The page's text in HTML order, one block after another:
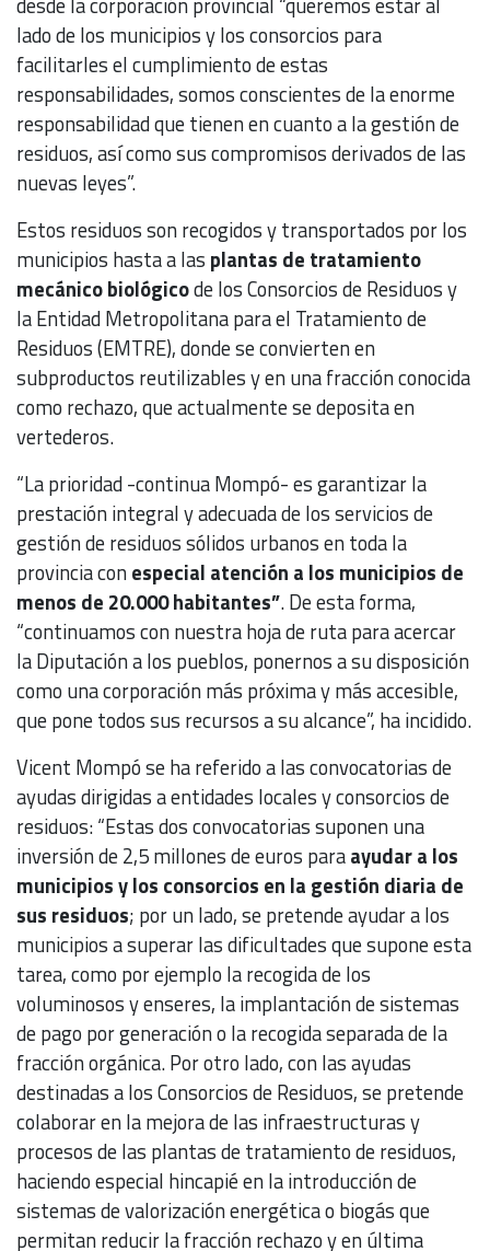
lado de los municipios y los consorcios para
facilitarles el cumplimiento de estas
responsabilidades, somos conscientes de la enorme
responsabilidad que tienen en cuanto a la gestión de
residuos, así como sus compromisos derivados de las
nuevas leyes”.
Estos residuos son recogidos y transportados por los
municipios hasta a las plantas de tratamiento
mecánico biológicode los Consorcios de Residuos y
la Entidad Metropolitana para el Tratamiento de
Residuos (EMTRE), donde se convierten en
subproductos reutilizables y en una fracción conocida
como rechazo, que actualmente se deposita en
vertederos.
“La prioridad -continua Mompó- es garantizar la
prestación integral y adecuada de los servicios de
gestión de residuos sólidos urbanos en toda la
provincia conespecial atención a los municipios de
menos de 20.000 habitantes”. De esta forma,
“continuamos con nuestra hoja de ruta para acercar
la Diputación a los pueblos, ponernos a su disposición
como una corporación más próxima y más accesible,
que pone todos sus recursos a su alcance”, ha incidido.
Vicent Mompó se ha referido a las convocatorias de
ayudas dirigidas a entidades locales y consorcios de
residuos: “Estas dos convocatorias suponen una
inversión de 2,5 millones de euros paraayudar a los
municipios y los consorcios en la gestión diaria de
sus residuos; por un lado, se pretende ayudar a los
municipios a superar las dificultades que supone esta
tarea, como por ejemplo la recogida de los
voluminosos y enseres, la implantación de sistemas
de pago por generación o la recogida separada de la
fracción orgánica. Por otro lado, con las ayudas
destinadas a los Consorcios de Residuos, se pretende
colaborar en la mejora de las infraestructuras y
procesos de las plantas de tratamiento de residuos,
haciendo especial hincapié en la introducción de
sistemas de valorización energética o biogás que
permitan reducir la fracción rechazo y en última